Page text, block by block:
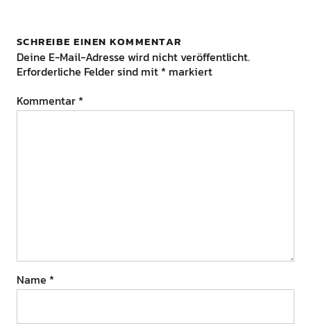
SCHREIBE EINEN KOMMENTAR
Deine E-Mail-Adresse wird nicht veröffentlicht.
Erforderliche Felder sind mit * markiert
Kommentar *
Name *